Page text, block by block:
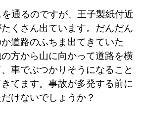
通るのですが、王子製紙付近
くさん出ています。だんだん
道路のふちま出てきていた
方から山に向かって道路を横
車でぶつかりそうになること
てます。事故が多発する前に
けないでしょうか？